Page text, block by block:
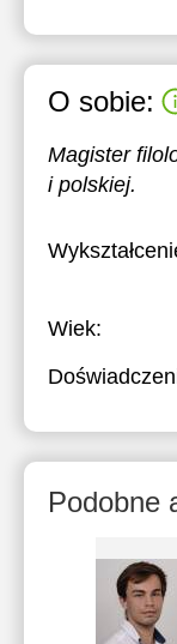
O sobie:
Magister
i polskiej.
Wiek:
Podobne